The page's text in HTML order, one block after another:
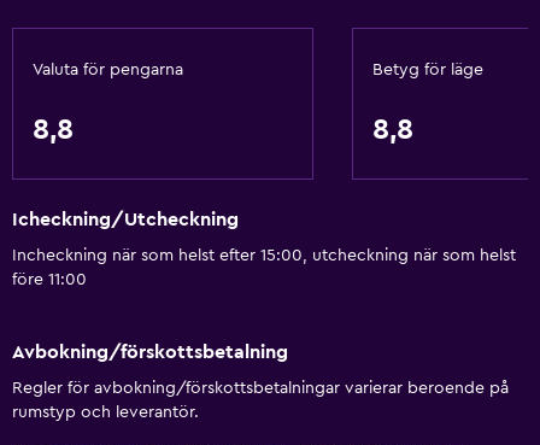
Handdukar
Luftkonditionering
Allmänt
Familjerum
Förvaring
Valuta för pengarna
8,8
Betyg för läge
8,8
Icheckning/Utcheckning
Incheckning när som helst efter 15:00, utcheckning när som helst
före 11:00
Avbokning/förskottsbetalning
Regler för avbokning/förskottsbetalningar varierar beroende på
rumstyp och leverantör.